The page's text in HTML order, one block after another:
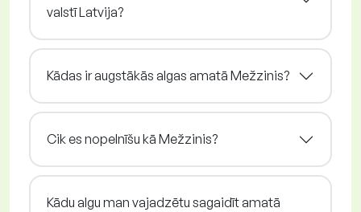
valstī Latvija?
Kādas ir augstākās algas amatā Mežzinis?
Cik es nopelnīšu kā Mežzinis?
Kādu algu man vajadzētu sagaidīt amatā